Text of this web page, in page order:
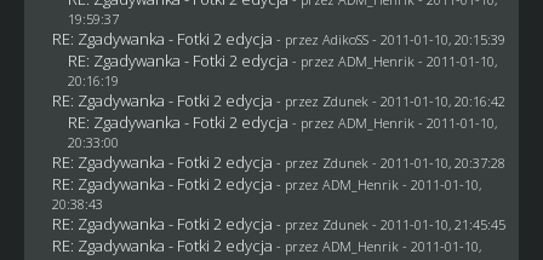
19:59:37
RE: Zgadywanka - Fotki 2 edycja - przez AdikoSS - 2011-01-10, 20:15:39
RE: Zgadywanka - Fotki 2 edycja - przez ADM_Henrik - 2011-01-10,
20:16:19
RE: Zgadywanka - Fotki 2 edycja - przez Zdunek - 2011-01-10, 20:16:42
RE: Zgadywanka - Fotki 2 edycja - przez ADM_Henrik - 2011-01-10,
20:33:00
RE: Zgadywanka - Fotki 2 edycja - przez Zdunek - 2011-01-10, 20:37:28
RE: Zgadywanka - Fotki 2 edycja - przez ADM_Henrik - 2011-01-10,
20:38:43
RE: Zgadywanka - Fotki 2 edycja - przez Zdunek - 2011-01-10, 21:45:45
RE: Zgadywanka - Fotki 2 edycja - przez ADM_Henrik - 2011-01-10,